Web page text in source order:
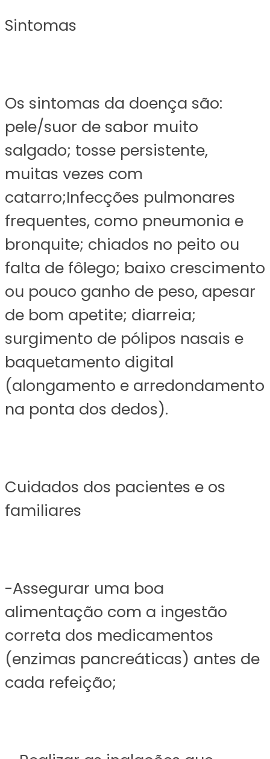
Sintomas
Os sintomas da doença são:
pele/suor de sabor muito
salgado; tosse persistente,
muitas vezes com
catarro;Infecções pulmonares
frequentes, como pneumonia e
bronquite; chiados no peito ou
falta de fôlego; baixo crescimento
ou pouco ganho de peso, apesar
de bom apetite; diarreia;
surgimento de pólipos nasais e
baquetamento digital
(alongamento e arredondamento
na ponta dos dedos).
Cuidados dos pacientes e os
familiares
-Assegurar uma boa
alimentação com a ingestão
correta dos medicamentos
(enzimas pancreáticas) antes de
cada refeição;